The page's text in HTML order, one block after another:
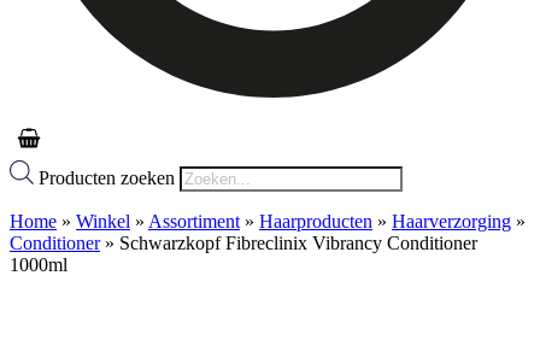
Producten zoeken
Home » Winkel » Assortiment » Haarproducten » Haarverzorging »
Conditioner» Schwarzkopf Fibreclinix Vibrancy Conditioner
1000ml